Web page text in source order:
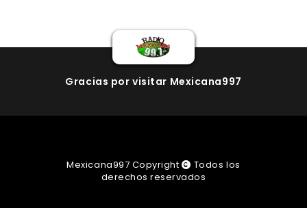
Gracias por visitar Mexicana997
Mexicana997 Copyright
Todos los
derechos reservados